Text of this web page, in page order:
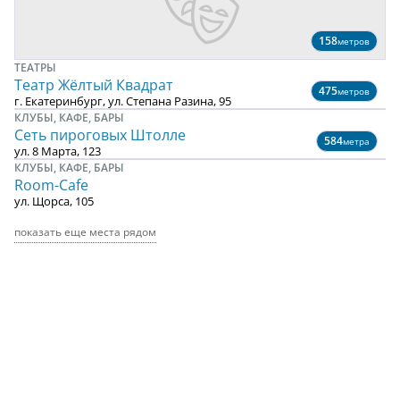
158метров
ТЕАТРЫ
Театр Жёлтый Квадрат
г. Екатеринбург, ул. Степана Разина, 95
475метров
КЛУБЫ, КАФЕ, БАРЫ
Сеть пироговых Штолле
ул. 8 Марта, 123
584метра
КЛУБЫ, КАФЕ, БАРЫ
Room-Cafe
ул. Щорса, 105
показать еще места рядом